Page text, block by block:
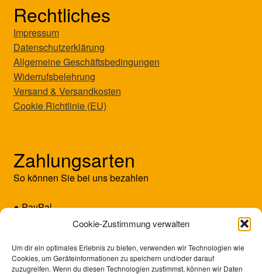
Cookie-Zustimmung verwalten
Um dir ein optimales Erlebnis zu bieten, verwenden wir Technologien wie
Cookies, um Geräteinformationen zu speichern und/oder darauf
zuzugreifen. Wenn du diesen Technologien zustimmst, können wir Daten
Rechtliches
Impressum
Datenschutzerklärung
Allgemeine Geschäftsbedingungen
Widerrufsbelehrung
Versand & Versandkosten
Cookie Richtlinie (EU)
Zahlungsarten
So können Sie bei uns bezahlen
● PayPal
● Kreditkarte (Mastercard/Visa)